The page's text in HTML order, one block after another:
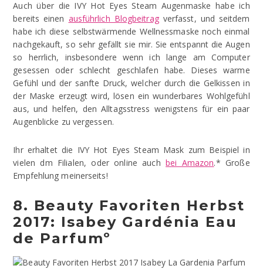
Auch über die IVY Hot Eyes Steam Augenmaske habe ich
bereits einen ausführlich Blogbeitragverfasst, und seitdem
habe ich diese selbstwärmende Wellnessmaske noch einmal
nachgekauft, so sehr gefällt sie mir. Sie entspannt die Augen
so herrlich, insbesondere wenn ich lange am Computer
gesessen oder schlecht geschlafen habe. Dieses warme
Gefühl und der sanfte Druck, welcher durch die Gelkissen in
der Maske erzeugt wird, lösen ein wunderbares Wohlgefühl
aus, und helfen, den Alltagsstress wenigstens für ein paar
Augenblicke zu vergessen.
Ihr erhaltet die IVY Hot Eyes Steam Mask zum Beispiel in
vielen dm Filialen, oder online auchbei Amazon.* Große
Empfehlung meinerseits!
8. Beauty Favoriten Herbst
2017: Isabey Gardénia Eau
de Parfumº